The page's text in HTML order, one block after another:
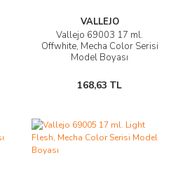
VALLEJO
Vallejo 69003 17 ml.
Offwhite, Mecha Color Serisi
Model Boyası
168,63 TL